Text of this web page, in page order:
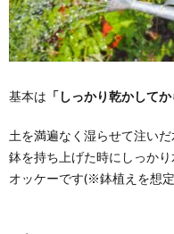
基本は 「しっかり乾かして
土を満遍なく湿らせて注いだ
鉢を持ち上げた時にしっか
オッケーです(※鉢植えを想